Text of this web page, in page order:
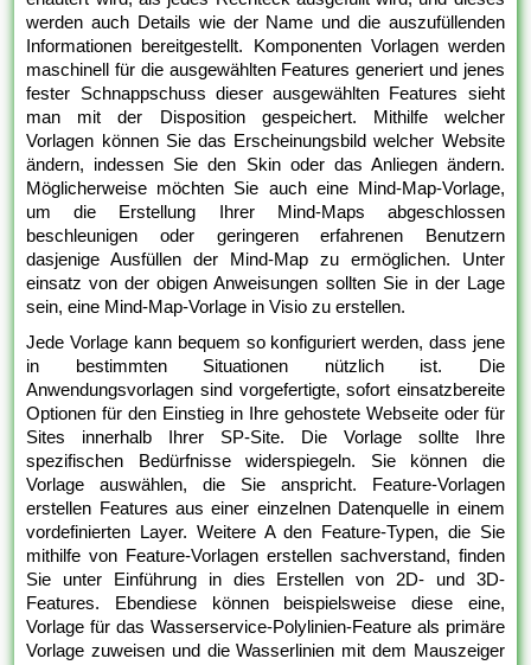
werden auch Details wie der Name und die auszufüllenden
Informationen bereitgestellt. Komponenten Vorlagen werden
maschinell für die ausgewählten Features generiert und jenes
fester Schnappschuss dieser ausgewählten Features sieht
man mit der Disposition gespeichert. Mithilfe welcher
Vorlagen können Sie das Erscheinungsbild welcher Website
ändern, indessen Sie den Skin oder das Anliegen ändern.
Möglicherweise möchten Sie auch eine Mind-Map-Vorlage,
um die Erstellung Ihrer Mind-Maps abgeschlossen
beschleunigen oder geringeren erfahrenen Benutzern
dasjenige Ausfüllen der Mind-Map zu ermöglichen. Unter
einsatz von der obigen Anweisungen sollten Sie in der Lage
sein, eine Mind-Map-Vorlage in Visio zu erstellen.
Jede Vorlage kann bequem so konfiguriert werden, dass jene
in bestimmten Situationen nützlich ist. Die
Anwendungsvorlagen sind vorgefertigte, sofort einsatzbereite
Optionen für den Einstieg in Ihre gehostete Webseite oder für
Sites innerhalb Ihrer SP-Site. Die Vorlage sollte Ihre
spezifischen Bedürfnisse widerspiegeln. Sie können die
Vorlage auswählen, die Sie anspricht. Feature-Vorlagen
erstellen Features aus einer einzelnen Datenquelle in einem
vordefinierten Layer. Weitere A den Feature-Typen, die Sie
mithilfe von Feature-Vorlagen erstellen sachverstand, finden
Sie unter Einführung in dies Erstellen von 2D- und 3D-
Features. Ebendiese können beispielsweise diese eine,
Vorlage für das Wasserservice-Polylinien-Feature als primäre
Vorlage zuweisen und die Wasserlinien mit dem Mauszeiger